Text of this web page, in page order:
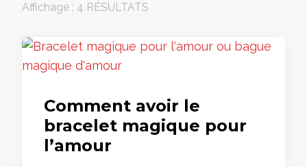
Affichage : 4 RÉSULTATS
Comment avoir le
bracelet magique pour
l’amour